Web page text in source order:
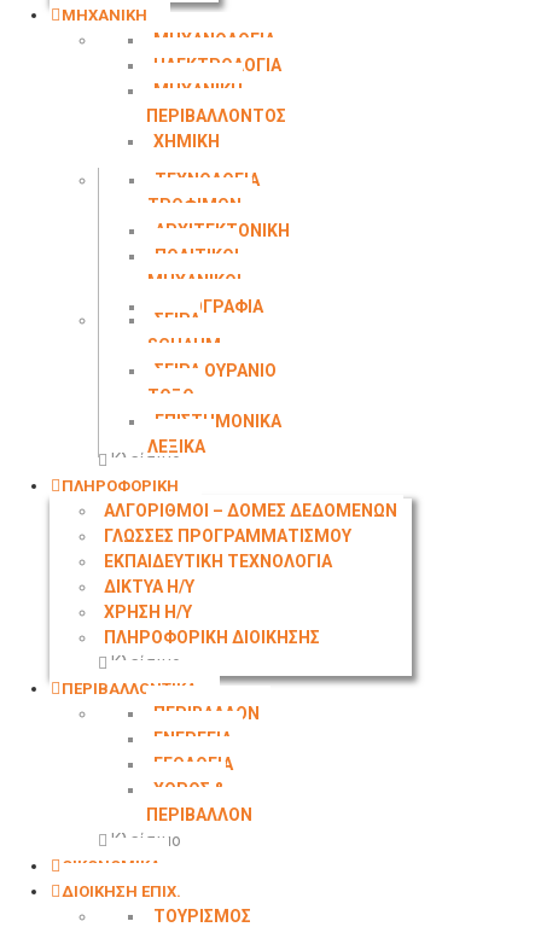
ΜΗΧΑΝΙΚΗ
ΜΗΧΑΝΟΛΟΓΙΑ
ΗΛΕΚΤΡΟΛΟΓΙΑ
ΜΗΧΑΝΙΚΗ
ΠΕΡΙΒΑΛΛΟΝΤΟΣ
ΧΗΜΙΚΗ
ΤΕΧΝΟΛΟΓΙΑ
ΤΡΟΦΙΜΩΝ
ΑΡΧΙΤΕΚΤΟΝΙΚΗ
ΠΟΛΙΤΙΚΟΙ
ΜΗΧΑΝΙΚΟΙ
ΤΟΠΟΓΡΑΦΙΑ
ΣΕΙΡΑ
SCHAUM
ΣΕΙΡΑ ΟΥΡΑΝΙΟ
ΤΟΞΟ
ΕΠΙΣΤΗΜΟΝΙΚΑ
ΛΕΞΙΚΑ
Κλείσιμο
ΠΛΗΡΟΦΟΡΙΚΗ
ΑΛΓΟΡΙΘΜΟΙ – ΔΟΜΕΣ ΔΕΔΟΜΕΝΩΝ
ΓΛΩΣΣΕΣ ΠΡΟΓΡΑΜΜΑΤΙΣΜΟΥ
ΕΚΠΑΙΔΕΥΤΙΚΗ ΤΕΧΝΟΛΟΓΙΑ
ΔΙΚΤΥΑ Η/Υ
ΧΡΗΣΗ Η/Υ
ΠΛΗΡΟΦΟΡΙΚΗ ΔΙΟΙΚΗΣΗΣ
Κλείσιμο
ΠΕΡΙΒΑΛΛΟΝΤΙΚΑ
ΠΕΡΙΒΑΛΛΟΝ
ΕΝΕΡΓΕΙΑ
ΓΕΩΛΟΓΙΑ
ΧΩΡΟΣ &
ΠΕΡΙΒΑΛΛΟΝ
Κλείσιμο
ΟΙΚΟΝΟΜΙΚΑ
ΔΙΟΙΚΗΣΗ ΕΠΙΧ.
ΤΟΥΡΙΣΜΟΣ